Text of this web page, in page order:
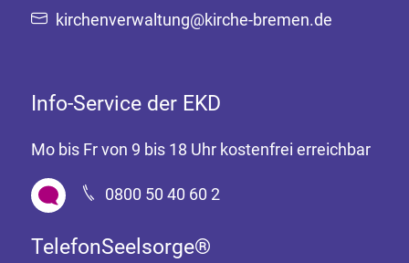
kirchenverwaltung@kirche-bremen.de
Info-Service der EKD
Mo bis Fr von 9 bis 18 Uhr kostenfrei erreichbar
0800 50 40 60 2
TelefonSeelsorge®